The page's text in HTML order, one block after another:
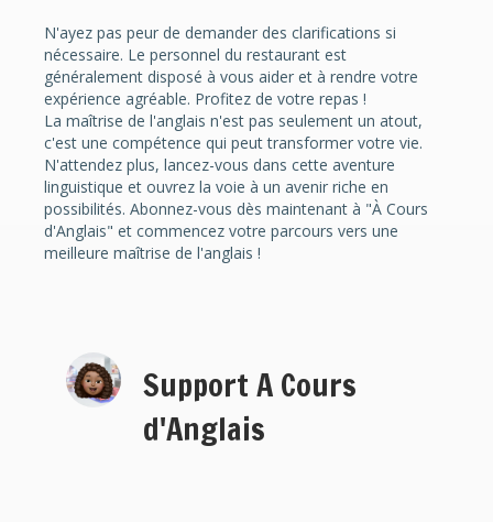
N'ayez pas peur de demander des clarifications si
nécessaire. Le personnel du restaurant est
généralement disposé à vous aider et à rendre votre
expérience agréable. Profitez de votre repas !
La maîtrise de l'anglais n'est pas seulement un atout,
c'est une compétence qui peut transformer votre vie.
N'attendez plus, lancez-vous dans cette aventure
linguistique et ouvrez la voie à un avenir riche en
possibilités. Abonnez-vous dès maintenant à "À Cours
d'Anglais" et commencez votre parcours vers une
meilleure maîtrise de l'anglais !
Support A Cours
d'Anglais